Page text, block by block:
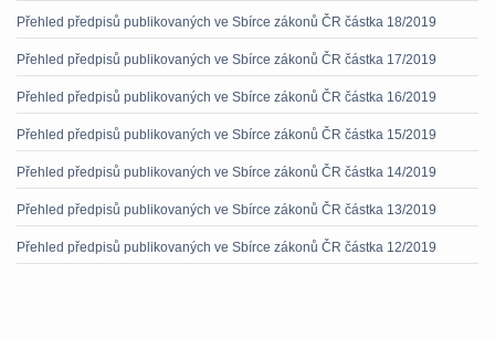
Přehled předpisů publikovaných ve Sbírce zákonů ČR částka 18/2019
Přehled předpisů publikovaných ve Sbírce zákonů ČR částka 17/2019
Přehled předpisů publikovaných ve Sbírce zákonů ČR částka 16/2019
Přehled předpisů publikovaných ve Sbírce zákonů ČR částka 15/2019
Přehled předpisů publikovaných ve Sbírce zákonů ČR částka 14/2019
Přehled předpisů publikovaných ve Sbírce zákonů ČR částka 13/2019
Přehled předpisů publikovaných ve Sbírce zákonů ČR částka 12/2019